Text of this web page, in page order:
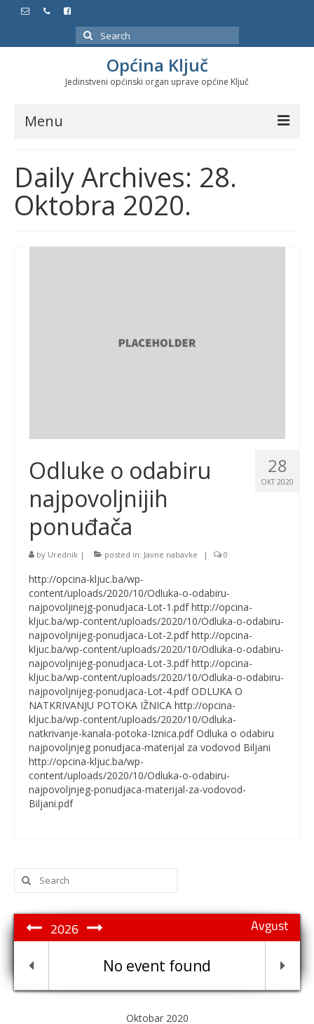
Search
for:
Općina Ključ
Jedinstveni općinski organ uprave općine Ključ
Menu
Službeni glasnici
Javne nabavke
Značajni datumi i manifestacije
Daily Archives: 28.
Oktobra 2020.
28
OKT 2020
Odluke o odabiru
najpovoljnijih
ponuđača
by Urednik | posted in: Javne nabavke | 0
http://opcina-kljuc.ba/wp-
content/uploads/2020/10/Odluka-o-odabiru-
najpovoljinejg-ponudjaca-Lot-1.pdf http://opcina-
kljuc.ba/wp-content/uploads/2020/10/Odluka-o-odabiru-
najpovoljnijeg-ponudjaca-Lot-2.pdf http://opcina-
kljuc.ba/wp-content/uploads/2020/10/Odluka-o-odabiru-
najpovoljnijeg-ponudjaca-Lot-3.pdf http://opcina-
kljuc.ba/wp-content/uploads/2020/10/Odluka-o-odabiru-
najpovoljnijeg-ponudjaca-Lot-4.pdf ODLUKA O
NATKRIVANJU POTOKA IŽNICA http://opcina-
kljuc.ba/wp-content/uploads/2020/10/Odluka-
natkrivanje-kanala-potoka-Iznica.pdf Odluka o odabiru
najpovoljnjeg ponudjaca-materijal za vodovod Biljani
http://opcina-kljuc.ba/wp-
content/uploads/2020/10/Odluka-o-odabiru-
najpovoljnjeg-ponudjaca-materijal-za-vodovod-
Biljani.pdf
Search
for:
Avgust
2026
No event found
Oktobar 2020